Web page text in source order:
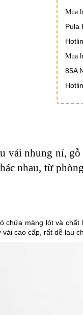
Mua
Pula
Mua
85A
vải nhung nỉ, gỗ
nhau, từ
chứa màng lót và
vải cao cấp, rất dễ lau